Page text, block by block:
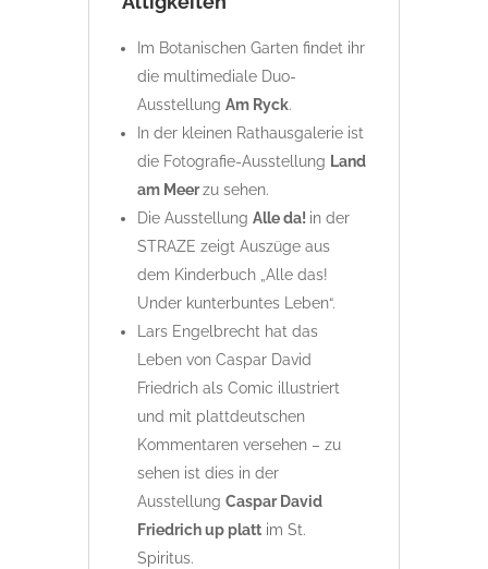
Im Botanischen Garten findet ihr
die multimediale Duo-
Ausstellung Am Ryck.
In der kleinen Rathausgalerie ist
die Fotografie-Ausstellung Land
am Meerzu sehen.
Die Ausstellung Alle da! in der
STRAZE zeigt Auszüge aus
dem Kinderbuch „Alle das!
Under kunterbuntes Leben“.
Lars Engelbrecht hat das
Leben von Caspar David
Friedrich als Comic illustriert
und mit plattdeutschen
Kommentaren versehen – zu
sehen ist dies in der
Ausstellung Caspar David
Friedrich up plattim St.
Spiritus.